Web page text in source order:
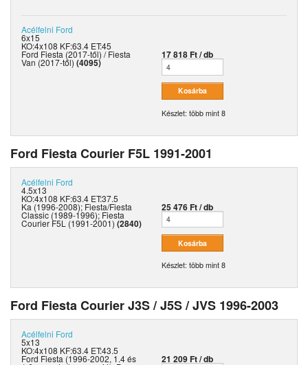
Acélfelni Ford
6x15
KO:4x108 KF:63.4 ET:45
Ford Fiesta (2017-től) / Fiesta
Van (2017-től) (4095)
17 818 Ft / db
Készlet: több mint 8
Ford Fiesta Courier F5L 1991-2001
Acélfelni Ford
4.5x13
KO:4x108 KF:63.4 ET:37.5
Ka (1996-2008); Fiesta/Fiesta
Classic (1989-1996); Fiesta
Courier F5L (1991-2001) (2840)
25 476 Ft / db
Készlet: több mint 8
Ford Fiesta Courier J3S / J5S / JVS 1996-2003
Acélfelni Ford
5x13
KO:4x108 KF:63.4 ET:43.5
Ford Fiesta (1996-2002, 1.4 és 21 209 Ft / db